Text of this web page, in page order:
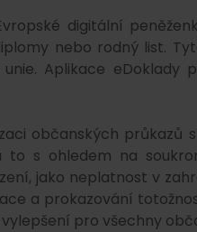
digitální
nebo rodný list.
Aplikace
občanských průkazů
to s ohledem na
jako neplatnost v
a prokazování
pro všechny